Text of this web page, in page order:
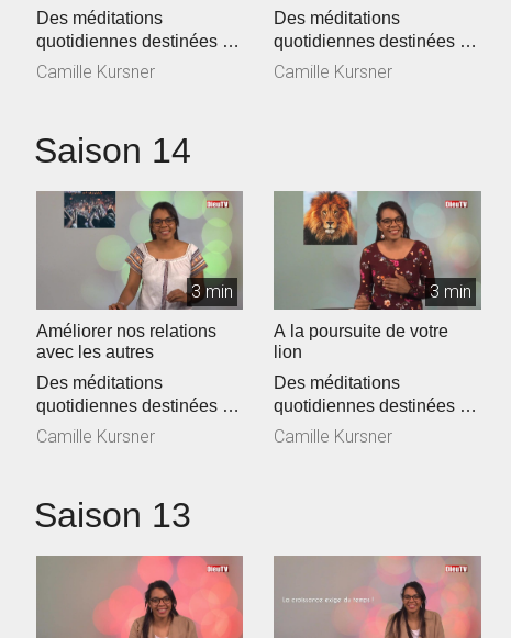
Des méditations
quotidiennes destinées à
encourager et vous
Camille Kursner
Des méditations
quotidiennes destinées à
encourager et vous
Camille Kursner
Saison 14
3 min
Améliorer nos relations
avec les autres
Des méditations
quotidiennes destinées à
encourager et vous
Camille Kursner
3 min
A la poursuite de votre
lion
Des méditations
quotidiennes destinées à
encourager et vous
Camille Kursner
Saison 13